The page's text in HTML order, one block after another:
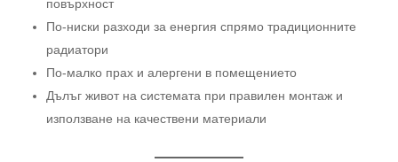
повърхност
По-ниски разходи за енергия спрямо традиционните
радиатори
По-малко прах и алергени в помещението
Дълъг живот на системата при правилен монтаж и
използване на качествени материали